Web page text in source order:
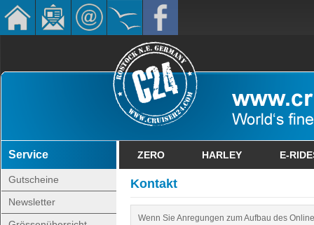
Service
Gutscheine
Newsletter
ZERO HARLEY E-
Kontakt
Wenn Sie Anregungen zum Aufbau des